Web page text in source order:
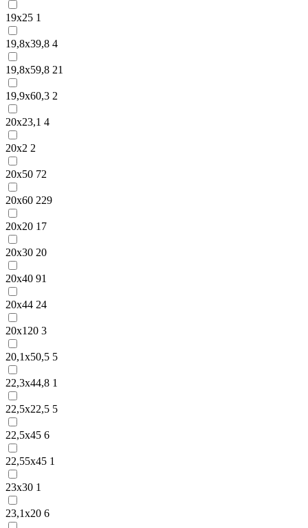
19х25 1
19,8х39,8 4
19,8х59,8 21
19,9х60,3 2
20х23,1 4
20х2 2
20х50 72
20х60 229
20х20 17
20х30 20
20х40 91
20х44 24
20х120 3
20,1х50,5 5
22,3х44,8 1
22,5х22,5 5
22,5х45 6
22,55х45 1
23х30 1
23,1х20 6